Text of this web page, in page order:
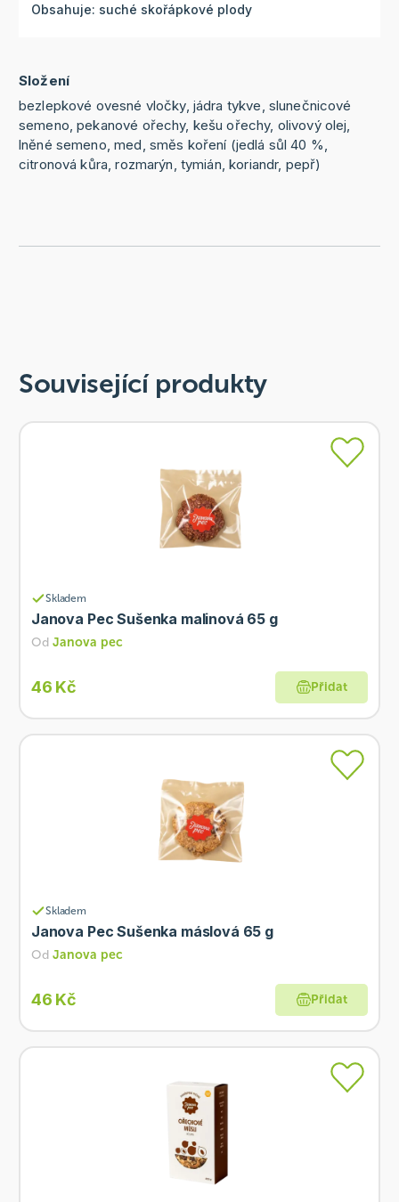
Obsahuje: suché skořápkové plody
Složení
bezlepkové ovesné vločky, jádra tykve, slunečnicové
semeno, pekanové ořechy, kešu ořechy, olivový olej,
lněné semeno, med, směs koření (jedlá sůl 40 %,
citronová kůra, rozmarýn, tymián, koriandr, pepř)
Související produkty
Skladem
Janova Pec Sušenka malinová 65 g
Od Janova pec
46 Kč Přidat
Skladem
Janova Pec Sušenka máslová 65 g
Od Janova pec
46 Kč Přidat